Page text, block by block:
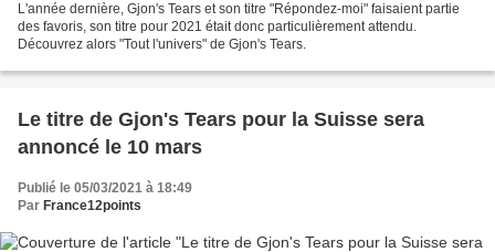
L'année dernière, Gjon's Tears et son titre "Répondez-moi" faisaient partie
des favoris, son titre pour 2021 était donc particulièrement attendu.
Découvrez alors "Tout l'univers" de Gjon's Tears.
Le titre de Gjon's Tears pour la Suisse sera
annoncé le 10 mars
Publié le 05/03/2021 à 18:49
Par France12points